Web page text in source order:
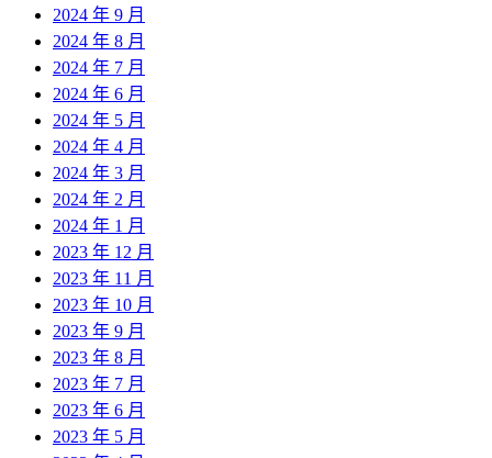
2024 年 9 月
2024 年 8 月
2024 年 7 月
2024 年 6 月
2024 年 5 月
2024 年 4 月
2024 年 3 月
2024 年 2 月
2024 年 1 月
2023 年 12 月
2023 年 11 月
2023 年 10 月
2023 年 9 月
2023 年 8 月
2023 年 7 月
2023 年 6 月
2023 年 5 月